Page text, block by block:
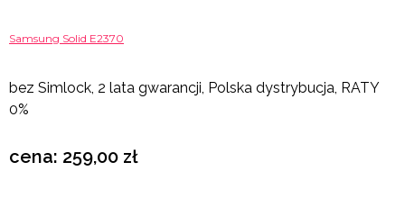
Samsung Solid E2370
bez Simlock, 2 lata gwarancji, Polska dystrybucja, RATY
0%
cena: 259,00 zł